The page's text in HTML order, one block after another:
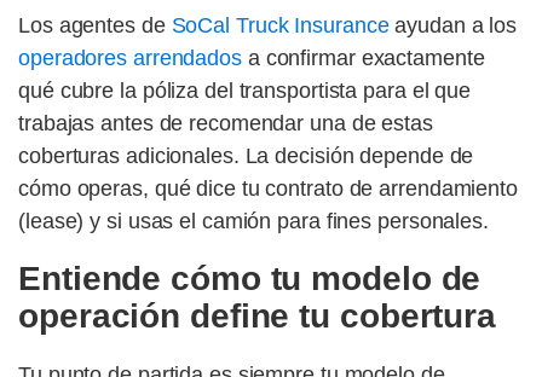
Los agentes de SoCal Truck Insuranceayudan a los
operadores arrendadosa confirmar exactamente
qué cubre la póliza del transportista para el que
trabajas antes de recomendar una de estas
coberturas adicionales. La decisión depende de
cómo operas, qué dice tu contrato de arrendamiento
(lease) y si usas el camión para fines personales.
Entiende cómo tu modelo de
operación define tu cobertura